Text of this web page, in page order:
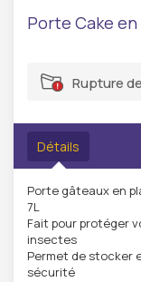
Porte Cake
Rupture
Détails
Porte gâteaux en
7L
Fait pour protéger
insectes
Permet de stocker
sécurité